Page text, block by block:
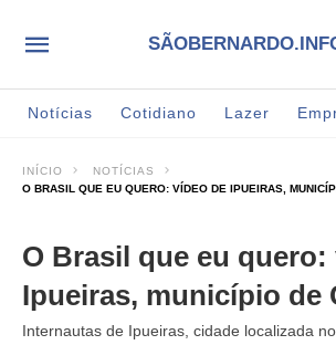
Notícias Cotidiano Lazer
INÍCIO
NOTÍCIAS
O BRASIL QUE EU QUERO: VÍDEO DE IPUEIRAS,
O Brasil que eu quero:
Ipueiras, município de
Internautas de Ipueiras, cidade localizada